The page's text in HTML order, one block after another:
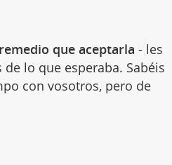
que aceptarla - les
lo que esperaba. Sabéis
con vosotros, pero de